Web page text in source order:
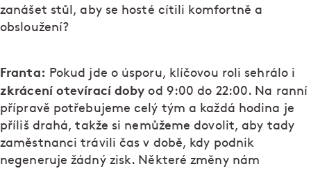
zanášet stůl, aby se hosté cítili komfortně a
obsloužení?
Franta: Pokud jde o úsporu, klíčovou roli sehrálo i
zkrácení otevírací doby od 9:00 do 22:00. Na ranní
přípravě potřebujeme celý tým a každá hodina je
příliš drahá, takže si nemůžeme dovolit, aby tady
zaměstnanci trávili čas v době, kdy podnik
negeneruje žádný zisk. Některé změny nám